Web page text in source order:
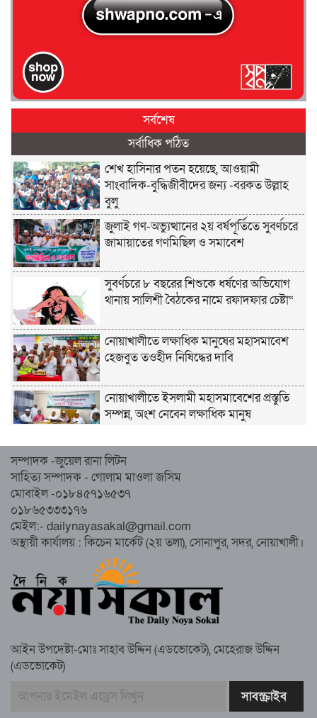
সর্বশেষ
সর্বাধিক পঠিত
শেখ হাসিনার পতন হয়েছে, আওয়ামী
সাংবাদিক-বুদ্ধিজীবীদের জন্য -বরকত উল্লাহ
বুলু
জুলাই গণ-অভ্যুত্থানের ২য় বর্ষপূর্তিতে সুবর্ণচরে
জামায়াতের গণমিছিল ও সমাবেশ
সুবর্ণচরে ৮ বছরের শিশুকে ধর্ষণের অভিযোগ
থানায় সালিশী বৈঠকের নামে রফাদফার চেষ্টা“
নোয়াখালীতে লক্ষাধিক মানুষের মহাসমাবেশ
হেজবুত তওহীদ নিষিদ্ধের দাবি
নোয়াখালীতে ইসলামী মহাসমাবেশের প্রস্তুতি
সম্পন্ন, অংশ নেবেন লক্ষাধিক মানুষ
নোয়াখালীতে ইসলামী ছাত্রশিবিরের ‘অদম্য
জুলাই’ মিছিল
চেয়ারম্যান গ্রেপ্তার
গাউসিয়া কমিটির সম্পাদক কামাল হোসাইনের
স্মরণ সভায় মিলাদ ও দোয়া
কামরুল কাননের ছবি বিকৃত করে অপপ্রচারের
সম্পাদক -জুয়েল রানা লিটন
সাহিত্য সম্পাদক - গোলাম মাওলা জসিম
মোবাইল -০১৮৪৫৭১৬৫৩৭
০১৮৬৫৩৩৩১৭৬
মেইল:- dailynayasakal@gmail.com
অস্থায়ী কার্যালয় : কিচেন মার্কেট (২য় তলা), সোনাপুর, সদর, নোয়াখালী।
আইন উপদেষ্টা-মোঃ সাহাব উদ্দিন (এডভোকেট), মেহেরাজ উদ্দিন
(এডভোকেট)